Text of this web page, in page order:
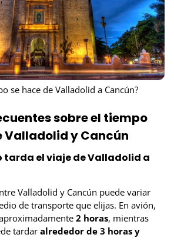
sobre el tiempo
Valladolid y Cancún
tarda el viaje de Valladolid a
Valladolid y Cancún puede variar
de transporte que elijas. En avión,
2 horas, mientras
tardar alrededor de 3 horas y